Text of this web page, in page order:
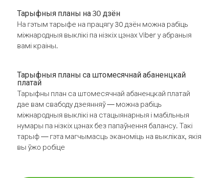
Тарыфныя планы на 30 дзён
На гэтым тарыфе на працягу 30 дзён можна рабіць
міжнародныя выклікі па нізкіх цэнах Viber у абраныя
вамі краіны.
Тарыфныя планы са штомесячнай абаненцкай
платай
Тарыфны план са штомесячнай абаненцкай платай
дае вам свабоду дзеянняў — можна рабіць
міжнародныя выклікі на стацыянарныя і мабільныя
нумары па нізкіх цэнах без папаўнення балансу. Такі
тарыф — гэта магчымасць эканоміць на выкліках, якія
вы ўжо робіце